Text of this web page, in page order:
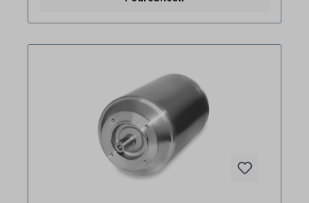
výrobků jsou nezávazné příklady!